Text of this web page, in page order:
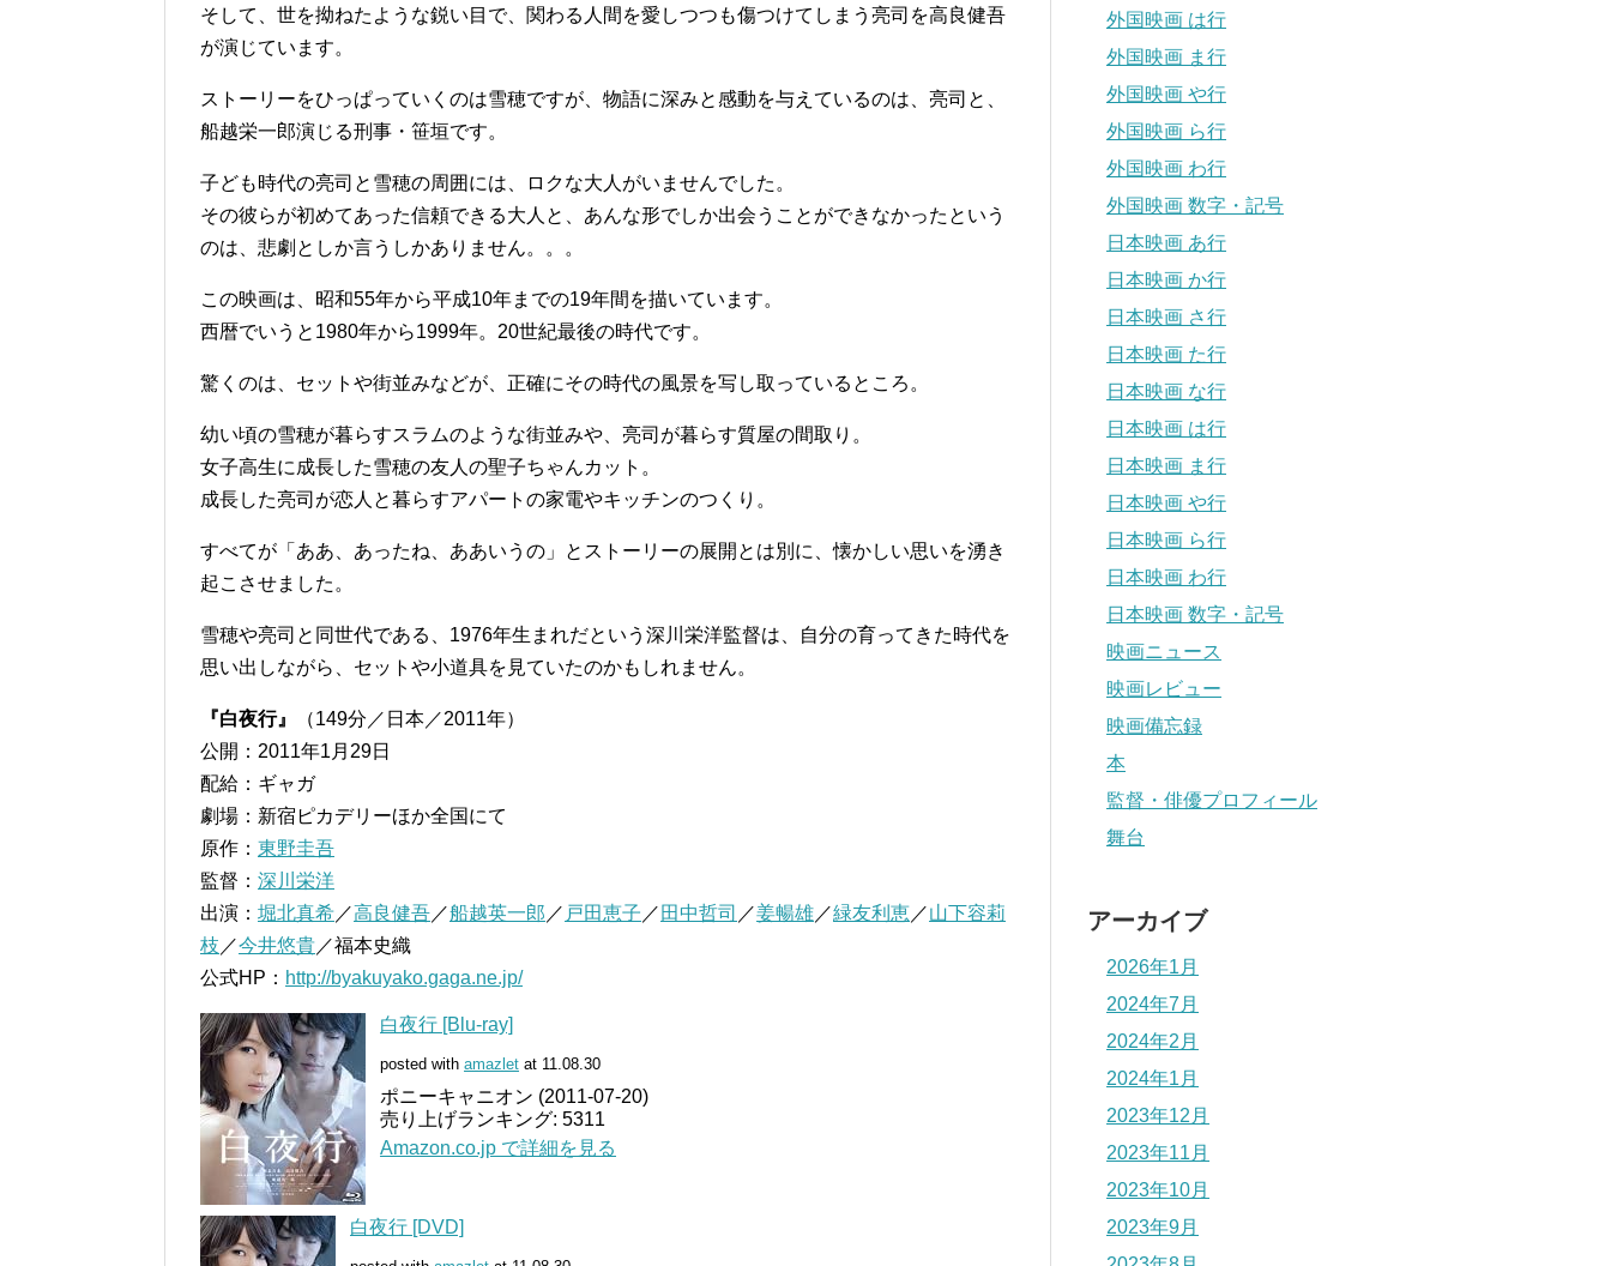
そして、世を拗ねたような鋭い目で、関わる人間を愛しつつも傷つけてしまう亮司を高良健吾
が演じています。
ストーリーをひっぱっていくのは雪穂ですが、物語に深みと感動を与えているのは、亮司と、
船越栄一郎演じる刑事・笹垣です。
子ども時代の亮司と雪穂の周囲には、ロクな大人がいませんでした。
その彼らが初めてあった信頼できる大人と、あんな形でしか出会うことができなかったという
のは、悲劇としか言うしかありません。。。
この映画は、昭和55年から平成10年までの19年間を描いています。
西暦でいうと1980年から1999年。20世紀最後の時代です。
驚くのは、セットや街並みなどが、正確にその時代の風景を写し取っているところ。
幼い頃の雪穂が暮らすスラムのような街並みや、亮司が暮らす質屋の間取り。
女子高生に成長した雪穂の友人の聖子ちゃんカット。
成長した亮司が恋人と暮らすアパートの家電やキッチンのつくり。
すべてが「ああ、あったね、ああいうの」とストーリーの展開とは別に、懐かしい思いを湧き
起こさせました。
雪穂や亮司と同世代である、1976年生まれだという深川栄洋監督は、自分の育ってきた時代を
思い出しながら、セットや小道具を見ていたのかもしれません。
『白夜行』
（149分／日本／2011年）
公開：2011年1月29日
配給：ギャガ
劇場：新宿ピカデリーほか全国にて
原作： 東野圭吾
監督： 深川栄洋
出演： 堀北真希／高良健吾／船越英一郎 ／ 戸田恵子 ／ 田中哲司 ／姜暢雄／緑友利恵／山下容莉
枝 ／今井悠貴／福本史織
公式HP： http://byakuyako.gaga.ne.jp/
白夜行 [Blu-ray]
posted with amazlet at 11.08.30
ポニーキャニオン (2011-07-20)
売り上げランキング: 5311
Amazon.co.jp で詳細を見る
白夜行 [DVD]
外国映画 は行
外国映画 ま行
外国映画 や行
外国映画 ら行
外国映画 わ行
外国映画 数字・記号
日本映画 あ行
日本映画 か行
日本映画 さ行
日本映画 た行
日本映画 な行
日本映画 は行
日本映画 ま行
日本映画 や行
日本映画 ら行
日本映画 わ行
日本映画 数字・記号
映画ニュース
映画レビュー
映画備忘録
本
監督・俳優プロフィール
舞台
アーカイブ
2026年1月
2024年7月
2024年2月
2024年1月
2023年12月
2023年11月
2023年10月
2023年9月